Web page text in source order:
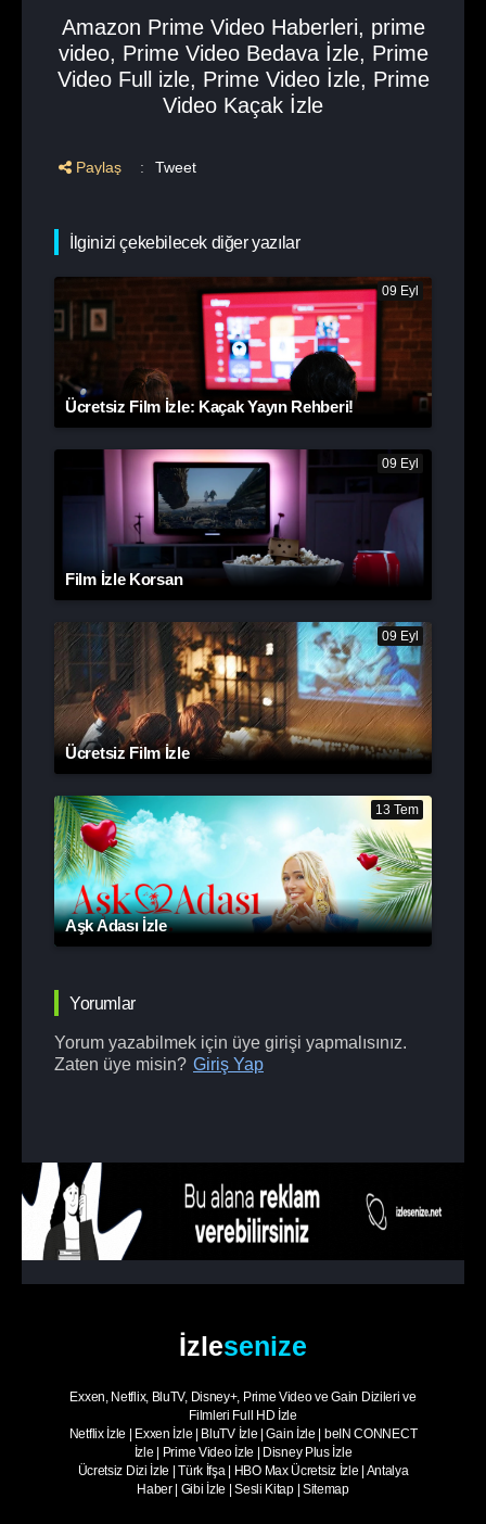
Amazon Prime Video Haberleri, prime
video, Prime Video Bedava İzle, Prime
Video Full izle, Prime Video İzle, Prime
Video Kaçak İzle
Paylaş : Tweet
İlginizi çekebilecek diğer yazılar
09 Eyl
Ücretsiz Film İzle: Kaçak Yayın Rehberi!
09 Eyl
Film İzle Korsan
09 Eyl
Ücretsiz Film İzle
13 Tem
Aşk Adası İzle
Yorumlar
Yorum yazabilmek için üye girişi yapmalısınız.
Zaten üye misin? Giriş Yap
İzlesenize
Exxen, Netflix, BluTV, Disney+, Prime Video ve Gain Dizileri ve
Filmleri Full HD İzle
Netflix İzle | Exxen İzle | BluTV İzle |Gain İzle | beIN CONNECT
İzle | Prime Video İzle | Disney Plus İzle
Ücretsiz Dizi İzle |Türk İfşa | HBO Max Ücretsiz İzle | Antalya
Haber| Gibi İzle |Sesli Kitap| Sitemap